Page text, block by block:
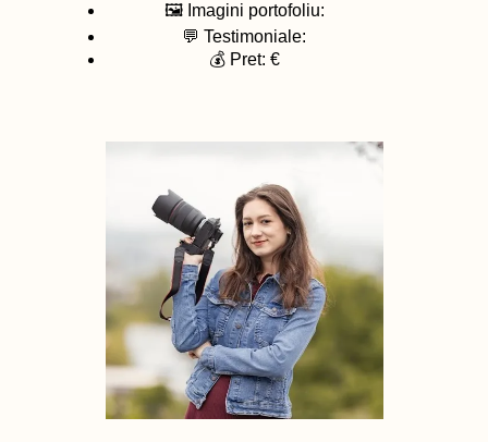
🖼️ Imagini portofoliu:
💬 Testimoniale:
💰 Pret: €